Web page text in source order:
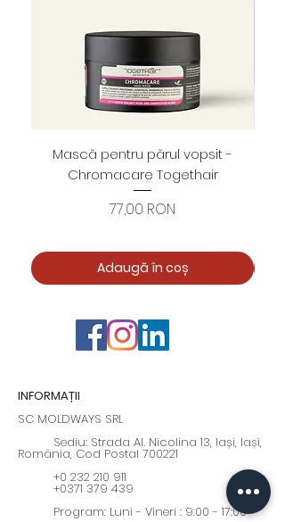
Mască pentru părul vopsit -
Chromacare Togethair
Preț
77,00 RON
Adaugă în coș
INFORMAȚII
SC MOLDWAYS SRL
Sediu: Strada Al. Nicolina 13, Iași, Iași,
România, Cod Postal 700221
+0 232 210 911
+0371 379 439
Program: Luni - Vineri : 9:00 - 17:00